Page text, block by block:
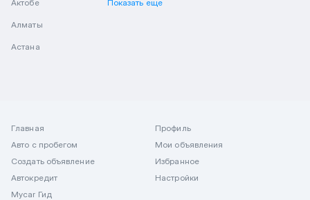
Актобе
Алматы
Астана
Показать еще
Главная
Авто с пробегом
Создать объявление
Автокредит
Mycar Гид
Профиль
Мои объявления
Избранное
Настройки